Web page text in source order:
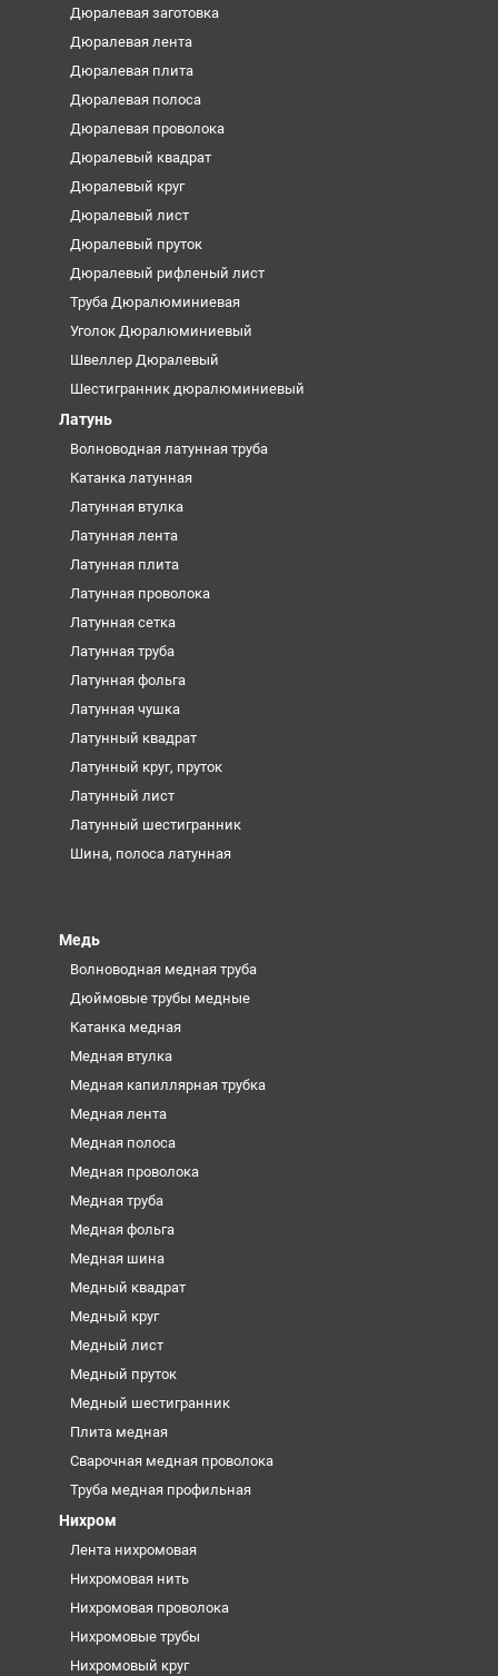
Дюралевая заготовка
Дюралевая лента
Дюралевая плита
Дюралевая полоса
Дюралевая проволока
Дюралевый квадрат
Дюралевый круг
Дюралевый лист
Дюралевый пруток
Дюралевый рифленый лист
Труба Дюралюминиевая
Уголок Дюралюминиевый
Швеллер Дюралевый
Шестигранник дюралюминиевый
Латунь
Волноводная латунная труба
Катанка латунная
Латунная втулка
Латунная лента
Латунная плита
Латунная проволока
Латунная сетка
Латунная труба
Латунная фольга
Латунная чушка
Латунный квадрат
Латунный круг, пруток
Латунный лист
Латунный шестигранник
Шина, полоса латунная
Медь
Волноводная медная труба
Дюймовые трубы медные
Катанка медная
Медная втулка
Медная капиллярная трубка
Медная лента
Медная полоса
Медная проволока
Медная труба
Медная фольга
Медная шина
Медный квадрат
Медный круг
Медный лист
Медный пруток
Медный шестигранник
Плита медная
Сварочная медная проволока
Труба медная профильная
Нихром
Лента нихромовая
Нихромовая нить
Нихромовая проволока
Нихромовые трубы
Нихромовый круг